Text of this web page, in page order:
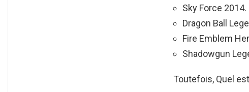
Sky Force 2014.
Dragon Ball
Fire Emblem
Shadowgun
Toutefois, Quel